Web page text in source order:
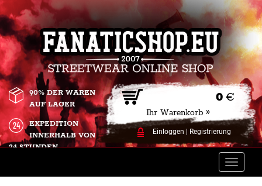
0 €
Ihr Warenkorb »
Einloggen Registrierung
90% DER WAREN
AUF LAGER
EXPEDITION
INNERHALB VON
24 STUNDEN.
Toggle